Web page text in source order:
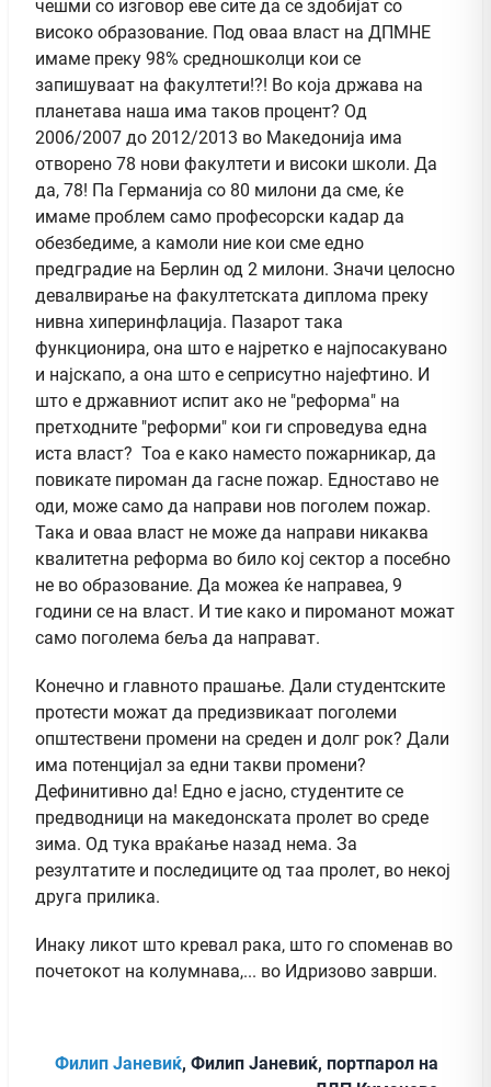
чешми со изговор еве сите да се здобијат со
високо образование. Под оваа власт на ДПМНЕ
имаме преку 98% средношколци кои се
запишуваат на факултети!?! Во која држава на
планетава наша има таков процент? Од
2006/2007 до 2012/2013 во Македонија има
отворено 78 нови факултети и високи школи. Да
да, 78! Па Германија со 80 милони да сме, ќе
имаме проблем само професорски кадар да
обезбедиме, а камоли ние кои сме едно
предградие на Берлин од 2 милони. Значи целосно
девалвирање на факултетската диплома преку
нивна хиперинфлација. Пазарот така
функционира, она што е најретко е најпосакувано
и најскапо, а она што е сеприсутно најефтино. И
што е државниот испит ако не "реформа" на
претходните "реформи" кои ги спроведува една
иста власт? Тоа е како наместо пожарникар, да
повикате пироман да гасне пожар. Едноставо не
оди, може само да направи нов поголем пожар.
Така и оваа власт не може да направи никаква
квалитетна реформа во било кој сектор а посебно
не во образование. Да можеа ќе направеа, 9
години се на власт. И тие како и пироманот можат
само поголема беља да направат.
Конечно и главното прашање. Дали студентските
протести можат да предизвикаат поголеми
општествени промени на среден и долг рок? Дали
има потенцијал за едни такви промени?
Дефинитивно да! Едно е јасно, студентите се
предводници на македонската пролет во среде
зима. Од тука враќање назад нема. За
резултатите и последиците од таа пролет, во некој
друга прилика.
Инаку ликот што кревал рака, што го споменав во
почетокот на колумнава,... во Идризово заврши.
Филип Јаневиќ, Филип Јаневиќ, портпарол на